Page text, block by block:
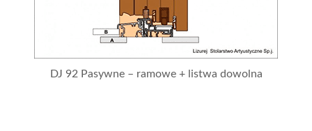
DJ 92 Pasywne – ramowe + listwa dowolna